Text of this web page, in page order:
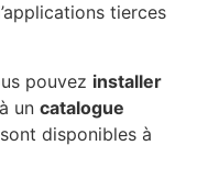
tierces
pouvez installer
un catalogue
sont disponibles à